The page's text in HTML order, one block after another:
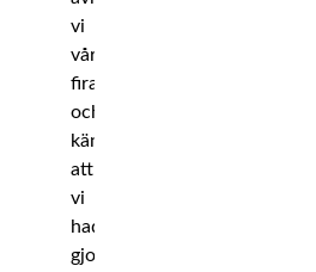
vi
vårt
firande
och
kände
att
vi
hade
gjort